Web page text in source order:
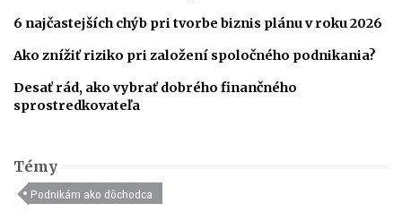
6 najčastejších chýb pri tvorbe biznis plánu v roku 2026
Ako znížiť riziko pri založení spoločného podnikania?
Desať rád, ako vybrať dobrého finančného
sprostredkovateľa
Témy
Podnikám ako dôchodca